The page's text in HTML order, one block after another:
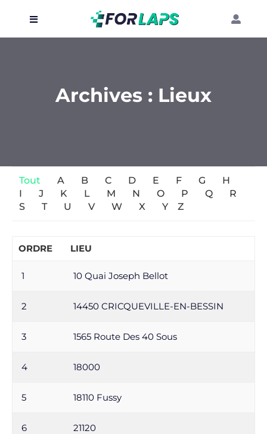
LocalisationArchives : Lieux
Tout A B C D E F G
H
I
J K L M N O P Q
R
S
T U V W X Y Z
ORDRE LIEU
1 10 Quai Joseph Bellot
2 14450 CRICQUEVILLE-EN-BESSIN
3 1565 Route Des 40 Sous
4 18000
5 18110 Fussy
6 21120